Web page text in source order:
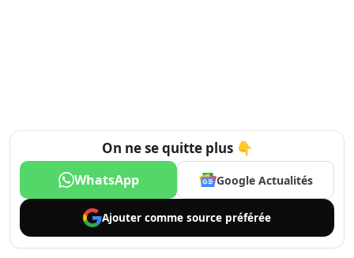
On ne se quitte plus 👇
WhatsApp Google Actualités
Ajouter comme source préférée